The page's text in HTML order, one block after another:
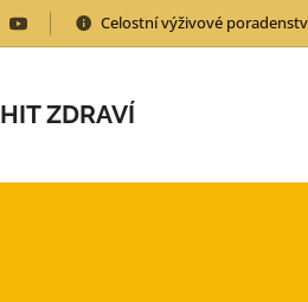
Celostní výživové
HIT ZDRAVÍ